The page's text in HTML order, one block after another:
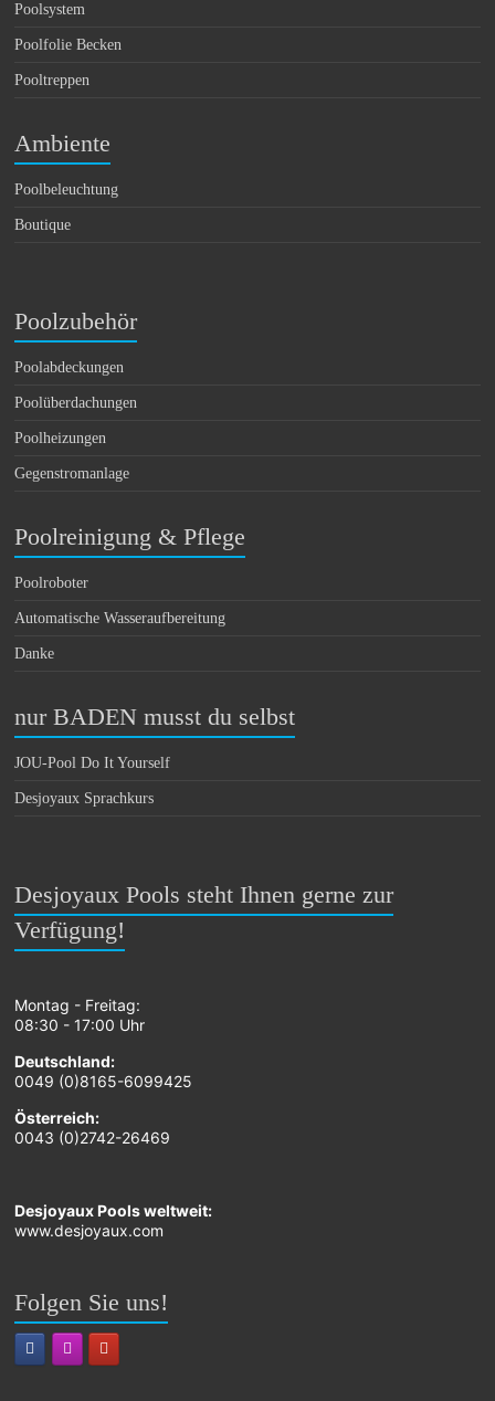
Poolsystem
Poolfolie Becken
Pooltreppen
Ambiente
Poolbeleuchtung
Boutique
Poolzubehör
Poolabdeckungen
Poolüberdachungen
Poolheizungen
Gegenstromanlage
Poolreinigung & Pflege
Poolroboter
Automatische Wasseraufbereitung
Danke
nur BADEN musst du selbst
JOU-Pool Do It Yourself
Desjoyaux Sprachkurs
Desjoyaux Pools steht Ihnen gerne zur
Verfügung!
Montag - Freitag:
08:30 - 17:00 Uhr
Deutschland:
0049 (0)8165-6099425
Österreich:
0043 (0)2742-26469
Desjoyaux Pools weltweit:
www.desjoyaux.com
Folgen Sie uns!